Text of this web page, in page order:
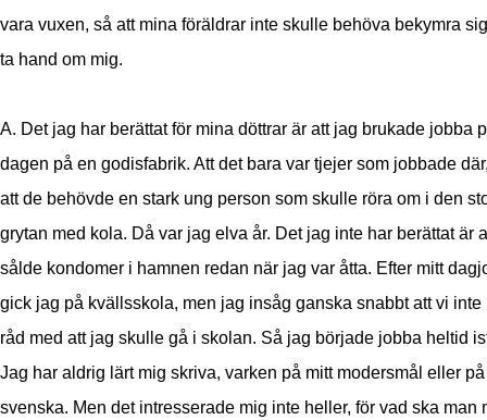
vara vuxen, så att mina föräldrar inte skulle behöva bekymra
ta hand om mig.
A. Det jag har berättat för mina döttrar är att jag brukade jobba
dagen på en godisfabrik. Att det bara var tjejer som jobbade
att de behövde en stark ung person som skulle röra om i den
grytan med kola. Då var jag elva år. Det jag inte har berättat är
sålde kondomer i hamnen redan när jag var åtta. Efter mitt
gick jag på kvällsskola, men jag insåg ganska snabbt att vi inte
råd med att jag skulle gå i skolan. Så jag började jobba heltid
Jag har aldrig lärt mig skriva, varken på mitt modersmål eller på
svenska. Men det intresserade mig inte heller, för vad ska man